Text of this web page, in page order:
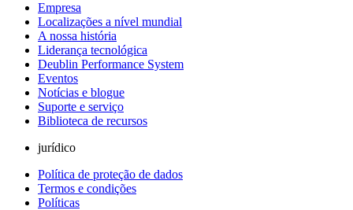
Empresa
Localizações a nível mundial
A nossa história
Liderança tecnológica
Deublin Performance System
Eventos
Notícias e blogue
Suporte e serviço
Biblioteca de recursos
jurídico
Política de proteção de dados
Termos e condições
Políticas